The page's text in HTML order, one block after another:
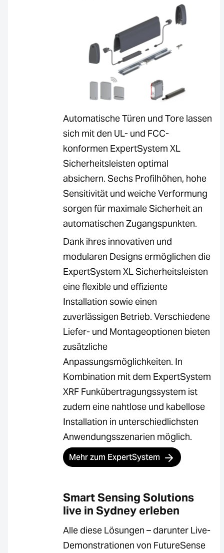
Automatische Türen und Tore lassen
sich mit den UL- und FCC-
konformen ExpertSystem XL
Sicherheitsleisten optimal
absichern. Sechs Profilhöhen, hohe
Sensitivität und weiche Verformung
sorgen für maximale Sicherheit an
automatischen Zugangspunkten.
Dank ihres innovativen und
modularen Designs ermöglichen die
ExpertSystem XL Sicherheitsleisten
eine flexible und effiziente
Installation sowie einen
zuverlässigen Betrieb. Verschiedene
Liefer- und Montageoptionen bieten
zusätzliche
Anpassungsmöglichkeiten. In
Kombination mit dem ExpertSystem
XRF Funkübertragungssystem ist
zudem eine nahtlose und kabellose
Installation in unterschiedlichsten
Anwendungsszenarien möglich.
Mehr zum ExpertSystem
Smart Sensing Solutions
live in Sydney erleben
Alle diese Lösungen – darunter Live-
Demonstrationen von FutureSense